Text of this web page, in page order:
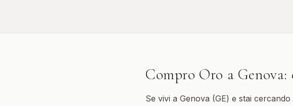
Compro Oro a Genova:
Se vivi a Genova (GE) e stai